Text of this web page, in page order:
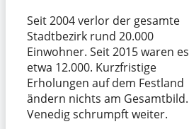
Seit 2004 verlor der gesamte
Stadtbezirk rund 20.000
Einwohner. Seit 2015 waren es
etwa 12.000. Kurzfristige
Erholungen auf dem Festland
ändern nichts am Gesamtbild.
Venedig schrumpft weiter.